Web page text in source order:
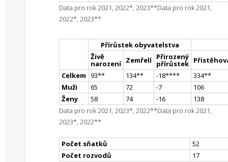
Data pro rok 2021, 2022*, 2023**Data pro rok 2021,
2022*, 2023**
Přírůstek obyvatelstva
Živě
narození Zemřelí Přirozený
přírůstek
Celkem 93** 134** -18**** 334**
Muži
65 72 -7
106
Ženy
58 74 -16
138
Data pro rok 2021, 2023*, 2022**Data pro rok 2021,
2023*, 2022**
Počet sňatků
52
Počet rozvodů
17